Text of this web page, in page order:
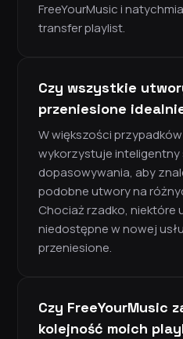
FreeYourMusic i
transfer playlist.
Czy wszystkie
przeniesione
W większości
wykorzystuje inteligentny
dopasowywania, aby
podobne utwory na
Chociaż rzadko, niektóre
niedostępne w nowej
przeniesione.
Czy FreeYourMusic
kolejność moich